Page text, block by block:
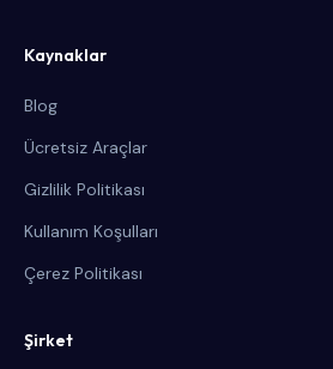
Kaynaklar
Blog
Ücretsiz Araçlar
Gizlilik Politikası
Kullanım Koşulları
Çerez Politikası
Şirket